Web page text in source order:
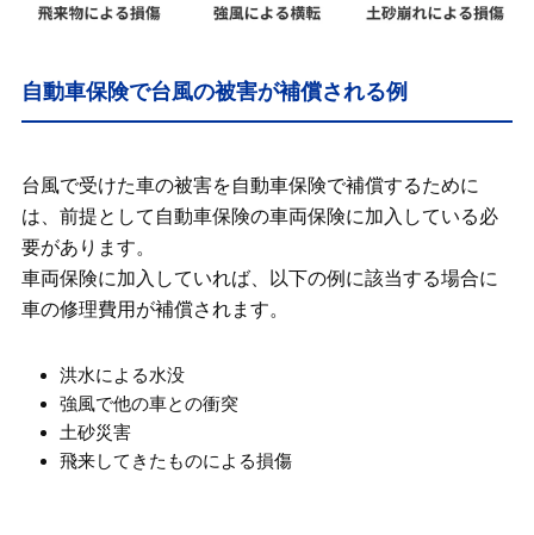
自動車保険で台風の被害が補償される例
台風で受けた車の被害を自動車保険で補償するために
は、前提として自動車保険の車両保険に加入している必
要があります。
車両保険に加入していれば、以下の例に該当する場合に
車の修理費用が補償されます。
洪水による水没
強風で他の車との衝突
土砂災害
飛来してきたものによる損傷